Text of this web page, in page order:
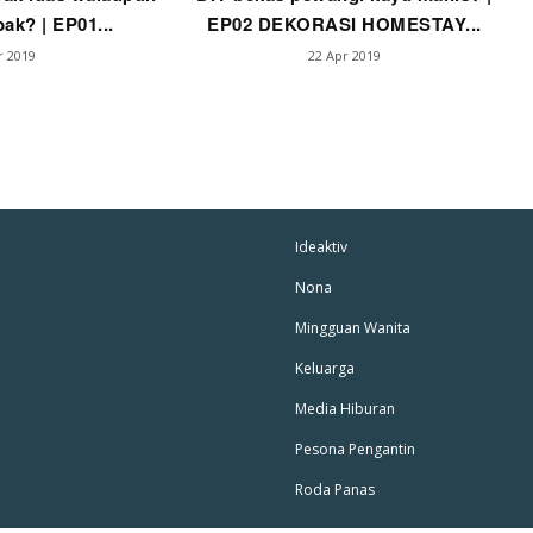
| EP01...
2019
EP02 DEKORASI HOMESTAY...
22 Apr 2019
Ideaktiv
Nona
Mingguan Wanita
Keluarga
Media Hiburan
Pesona Pengantin
Roda Panas